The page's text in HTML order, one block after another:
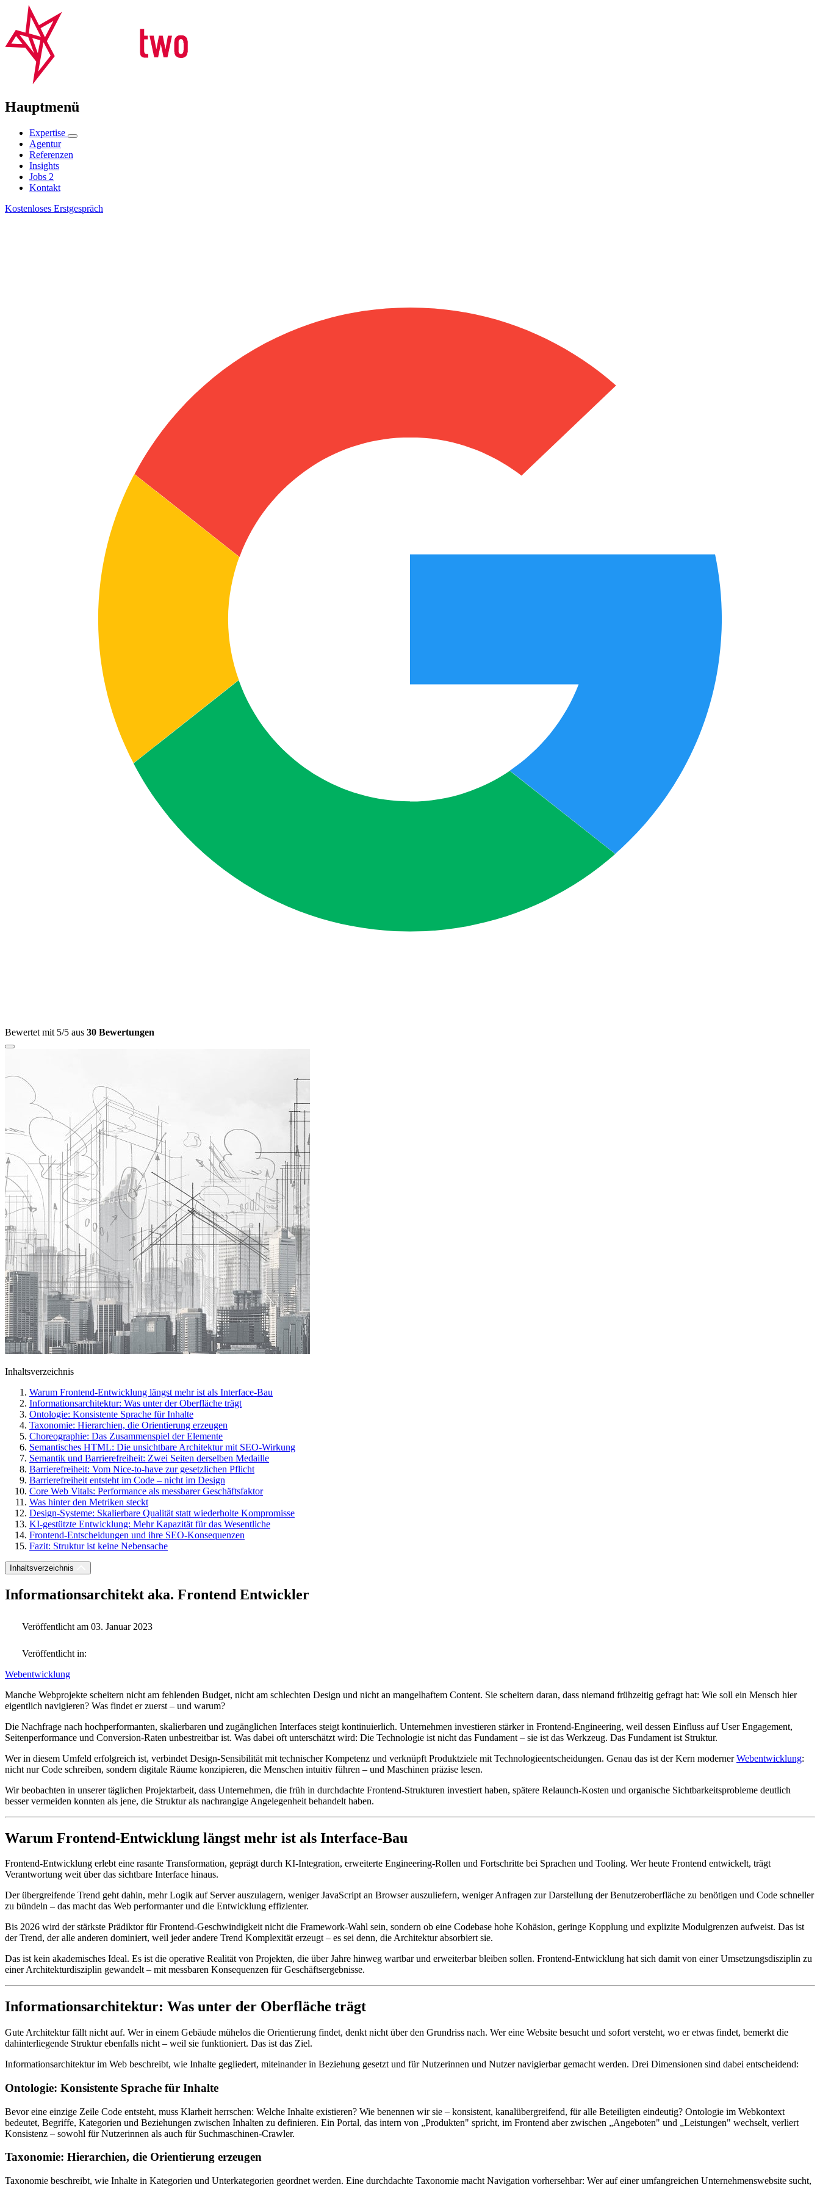
Hauptmenü
Expertise
Agentur
Referenzen
Insights
Jobs 2
Kontakt
Kostenloses Erstgespräch
Bewertet mit 5/5 aus 30 Bewertungen
Inhaltsverzeichnis
Warum Frontend-Entwicklung längst mehr ist als Interface-Bau
Informationsarchitektur: Was unter der Oberfläche trägt
Ontologie: Konsistente Sprache für Inhalte
Taxonomie: Hierarchien, die Orientierung erzeugen
Choreographie: Das Zusammenspiel der Elemente
Semantisches HTML: Die unsichtbare Architektur mit SEO-Wirkung
Semantik und Barrierefreiheit: Zwei Seiten derselben Medaille
Barrierefreiheit: Vom Nice-to-have zur gesetzlichen Pflicht
Barrierefreiheit entsteht im Code – nicht im Design
Core Web Vitals: Performance als messbarer Geschäftsfaktor
Was hinter den Metriken steckt
Design-Systeme: Skalierbare Qualität statt wiederholte Kompromisse
KI-gestützte Entwicklung: Mehr Kapazität für das Wesentliche
Frontend-Entscheidungen und ihre SEO-Konsequenzen
Fazit: Struktur ist keine Nebensache
Inhaltsverzeichnis
Informationsarchitekt aka. Frontend Entwickler
Veröffentlicht am 03. Januar 2023
Veröffentlicht in:
Webentwicklung
Manche Webprojekte scheitern nicht am fehlenden Budget, nicht am schlechten Design und nicht an mangelhaftem Content. Sie scheitern daran, dass niemand frühzeitig gefragt hat: Wie soll ein Mensch hier
eigentlich navigieren? Was findet er zuerst – und warum?
Die Nachfrage nach hochperformanten, skalierbaren und zugänglichen Interfaces steigt kontinuierlich. Unternehmen investieren stärker in Frontend-Engineering, weil dessen Einfluss auf User Engagement,
Seitenperformance und Conversion-Raten unbestreitbar ist. Was dabei oft unterschätzt wird: Die Technologie ist nicht das Fundament – sie ist das Werkzeug. Das Fundament ist Struktur.
Wer in diesem Umfeld erfolgreich ist, verbindet Design-Sensibilität mit technischer Kompetenz und verknüpft Produktziele mit Technologieentscheidungen. Genau das ist der Kern modernerWebentwicklung:
nicht nur Code schreiben, sondern digitale Räume konzipieren, die Menschen intuitiv führen – und Maschinen präzise lesen.
Wir beobachten in unserer täglichen Projektarbeit, dass Unternehmen, die früh in durchdachte Frontend-Strukturen investiert haben, spätere Relaunch-Kosten und organische Sichtbarkeitsprobleme deutlich
besser vermeiden konnten als jene, die Struktur als nachrangige Angelegenheit behandelt haben.
Warum Frontend-Entwicklung längst mehr ist als Interface-Bau
Frontend-Entwicklung erlebt eine rasante Transformation, geprägt durch KI-Integration, erweiterte Engineering-Rollen und Fortschritte bei Sprachen und Tooling. Wer heute Frontend entwickelt, trägt
Verantwortung weit über das sichtbare Interface hinaus.
Der übergreifende Trend geht dahin, mehr Logik auf Server auszulagern, weniger JavaScript an Browser auszuliefern, weniger Anfragen zur Darstellung der Benutzeroberfläche zu benötigen und Code schneller
zu bündeln – das macht das Web performanter und die Entwicklung effizienter.
Bis 2026 wird der stärkste Prädiktor für Frontend-Geschwindigkeit nicht die Framework-Wahl sein, sondern ob eine Codebase hohe Kohäsion, geringe Kopplung und explizite Modulgrenzen aufweist. Das ist
der Trend, der alle anderen dominiert, weil jeder andere Trend Komplexität erzeugt – es sei denn, die Architektur absorbiert sie.
Das ist kein akademisches Ideal. Es ist die operative Realität von Projekten, die über Jahre hinweg wartbar und erweiterbar bleiben sollen. Frontend-Entwicklung hat sich damit von einer Umsetzungsdisziplin zu
einer Architekturdisziplin gewandelt – mit messbaren Konsequenzen für Geschäftsergebnisse.
Informationsarchitektur: Was unter der Oberfläche trägt
Gute Architektur fällt nicht auf. Wer in einem Gebäude mühelos die Orientierung findet, denkt nicht über den Grundriss nach. Wer eine Website besucht und sofort versteht, wo er etwas findet, bemerkt die
dahinterliegende Struktur ebenfalls nicht – weil sie funktioniert. Das ist das Ziel.
Informationsarchitektur im Web beschreibt, wie Inhalte gegliedert, miteinander in Beziehung gesetzt und für Nutzerinnen und Nutzer navigierbar gemacht werden. Drei Dimensionen sind dabei entscheidend:
Ontologie: Konsistente Sprache für Inhalte
Bevor eine einzige Zeile Code entsteht, muss Klarheit herrschen: Welche Inhalte existieren? Wie benennen wir sie – konsistent, kanalübergreifend, für alle Beteiligten eindeutig? Ontologie im Webkontext
bedeutet, Begriffe, Kategorien und Beziehungen zwischen Inhalten zu definieren. Ein Portal, das intern von „Produkten" spricht, im Frontend aber zwischen „Angeboten" und „Leistungen" wechselt, verliert
Konsistenz – sowohl für Nutzerinnen als auch für Suchmaschinen-Crawler.
Taxonomie: Hierarchien, die Orientierung erzeugen
Taxonomie beschreibt, wie Inhalte in Kategorien und Unterkategorien geordnet werden. Eine durchdachte Taxonomie macht Navigation vorhersehbar: Wer auf einer umfangreichen Unternehmenswebsite sucht,